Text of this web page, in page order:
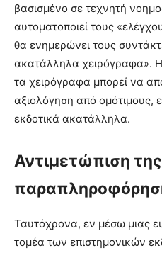
βασισμένο σε τεχνητή
αυτοματοποιεί τους
θα ενημερώνει τους
ακατάλληλα χειρόγραφα».
τα χειρόγραφα μπορεί να
αξιολόγηση από ομότιμους,
εκδοτικά ακατάλληλα.
Αντιμετώπιση της
Ταυτόχρονα, εν μέσω μιας
τομέα των επιστημονικών